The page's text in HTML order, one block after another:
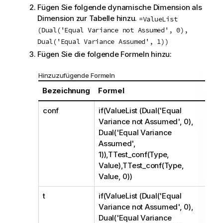
Fügen Sie folgende dynamische Dimension als
Dimension zur Tabelle hinzu. =ValueList
(Dual('Equal Variance not Assumed', 0),
Dual('Equal Variance Assumed', 1))
Fügen Sie die folgende Formeln hinzu:
Hinzuzufügende Formeln
Bezeichnung Formel
conf
if(ValueList (Dual('Equal
Variance not Assumed', 0),
Dual('Equal Variance
Assumed',
1)),TTest_conf(Type,
Value),TTest_conf(Type,
Value, 0))
t
if(ValueList (Dual('Equal
Variance not Assumed', 0),
Dual('Equal Variance